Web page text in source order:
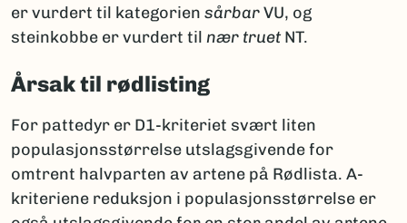
er vurdert til kategorien sårbarVU, og
steinkobbe er vurdert til nær truet NT.
Årsak til rødlisting
For pattedyr er D1-kriteriet svært liten
populasjonsstørrelse utslagsgivende for
omtrent halvparten av artene på Rødlista. A-
kriteriene reduksjon i populasjonsstørrelse er